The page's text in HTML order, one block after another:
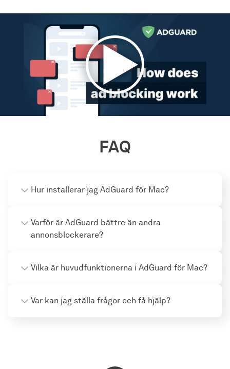
FAQ
Hur installerar jag AdGuard för Mac?
Varför är AdGuard bättre än andra
annonsblockerare?
Vilka är huvudfunktionerna i AdGuard för Mac?
Var kan jag ställa frågor och få hjälp?